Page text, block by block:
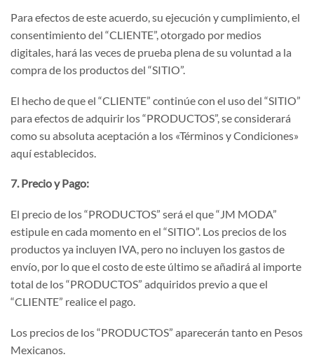
Para efectos de este acuerdo, su ejecución y cumplimiento, el
consentimiento del “CLIENTE”, otorgado por medios
digitales, hará las veces de prueba plena de su voluntad a la
compra de los productos del “SITIO”.
El hecho de que el “CLIENTE” continúe con el uso del “SITIO”
para efectos de adquirir los “PRODUCTOS”, se considerará
como su absoluta aceptación a los «Términos y Condiciones»
aquí establecidos.
7. Precio y Pago:
El precio de los “PRODUCTOS” será el que “JM MODA”
estipule en cada momento en el “SITIO”. Los precios de los
productos ya incluyen IVA, pero no incluyen los gastos de
envío, por lo que el costo de este último se añadirá al importe
total de los “PRODUCTOS” adquiridos previo a que el
“CLIENTE” realice el pago.
Los precios de los “PRODUCTOS” aparecerán tanto en Pesos
Mexicanos.